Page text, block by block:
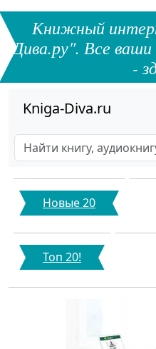
Книжный
Дива.ру". Все
-
Kniga-Diva.ru
Новые 20
Топ 20!